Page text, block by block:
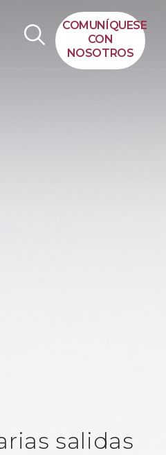
COMUNÍQUESE
CON
NOSOTROS
salidas